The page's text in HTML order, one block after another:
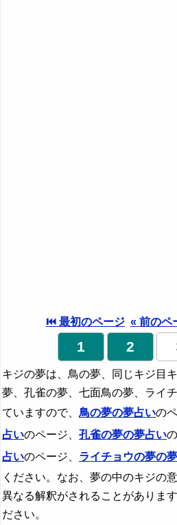
⏮ 最初のページ « 前のペ
1 2
キジの夢は、鳥の夢、同じキジ目
夢、孔雀の夢、七面鳥の夢、ライ
ていますので、 鳥の夢の夢占いの
占いのページ、 孔雀の夢の夢占い
占いのページ、 ライチョウの夢の
ください。なお、夢の中のキジの
異なる解釈がされることがありま
ださい。